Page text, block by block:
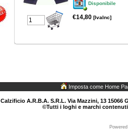
Disponibile
€14,80 [IvaInc]
Imposta come Home
Calzificio A.R.B.A. S.R.L. Via Mazzini, 13 15066
©Tutti i loghi e marchi